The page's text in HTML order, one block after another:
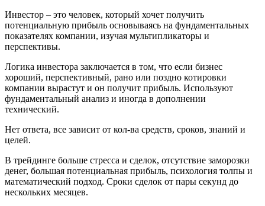
Инвестор – это человек, который хочет получить
потенциальную прибыль основываясь на фундаментальных
показателях компании, изучая мультипликаторы и
перспективы.
Логика инвестора заключается в том, что если бизнес
хороший, перспективный, рано или поздно котировки
компании вырастут и он получит прибыль. Используют
фундаментальный анализ и иногда в дополнении
технический.
Нет ответа, все зависит от кол-ва средств, сроков, знаний и
целей.
В трейдинге больше стресса и сделок, отсутствие заморозки
денег, большая потенциальная прибыль, психология толпы и
математический подход. Сроки сделок от пары секунд до
нескольких месяцев.